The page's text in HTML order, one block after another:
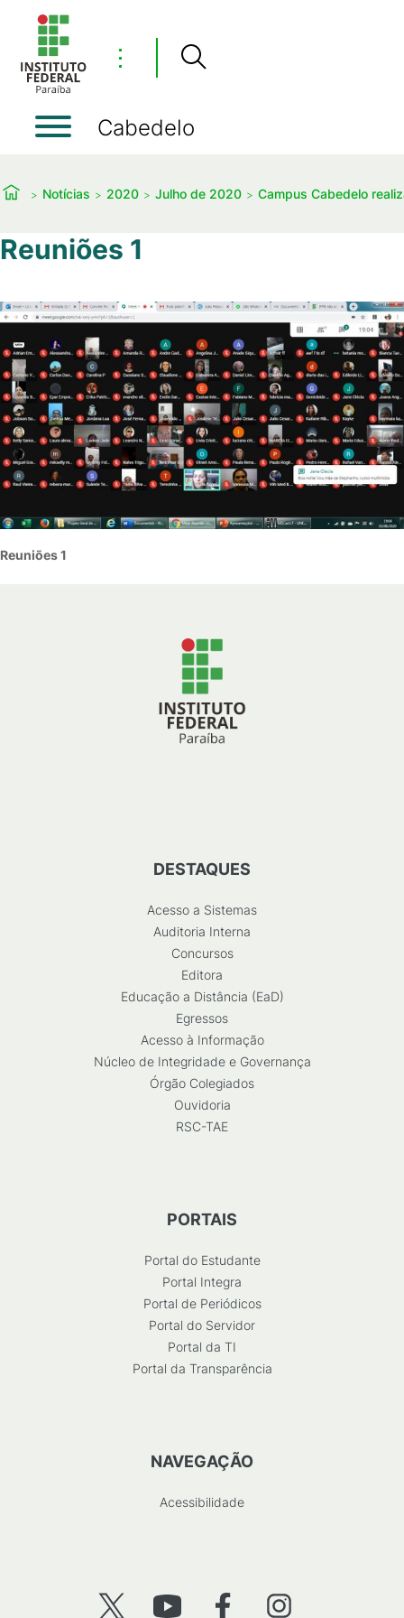
⋮
Cabedelo
Notícias 2020 Julho de 2020 Campus Cabedelo
Reuniões 1
Reuniões 1
DESTAQUES
Acesso a Sistemas
Auditoria Interna
Concursos
Editora
Educação a Distância (EaD)
Egressos
Acesso à Informação
Núcleo de Integridade e Governança
Órgão Colegiados
Ouvidoria
RSC-TAE
PORTAIS
Portal do Estudante
Portal Integra
Portal de Periódicos
Portal do Servidor
Portal da TI
Portal da Transparência
NAVEGAÇÃO
Acessibilidade